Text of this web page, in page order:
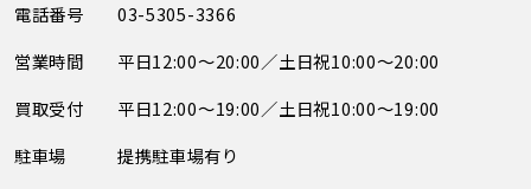
電話番号
03-5305-3366
営業時間
平日12:00～20:00／土日祝10:00～20:00
買取受付
平日12:00～19:00／土日祝10:00～19:00
駐車場
提携駐車場有り